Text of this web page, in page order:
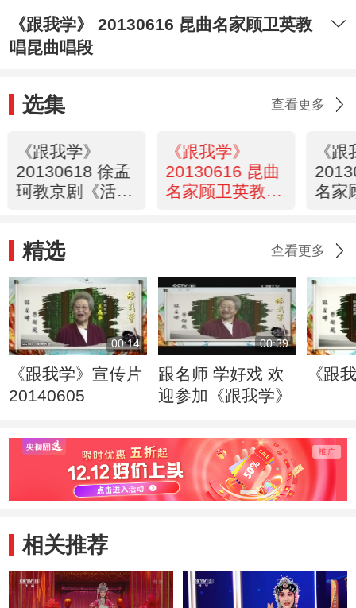
《跟我学》 20130616 昆曲名家顾卫英教
唱昆曲唱段
选集 查看更多
《跟我学》
20130618 徐孟
珂教京剧《活
《跟我学》
20130616 昆曲
名家顾卫英教唱
《
名家
精选 查看更多
00:14
《跟我学》宣传片
20140605
00:39
跟名师 学好戏 欢
迎参加《跟我学》
《跟
相关推荐